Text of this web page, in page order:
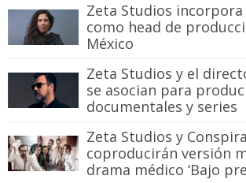
Zeta Studios incorpora
como head de
México
Zeta Studios y el
se asocian para
documentales y series
Zeta Studios y
coproducirán versión
drama médico ‘Bajo